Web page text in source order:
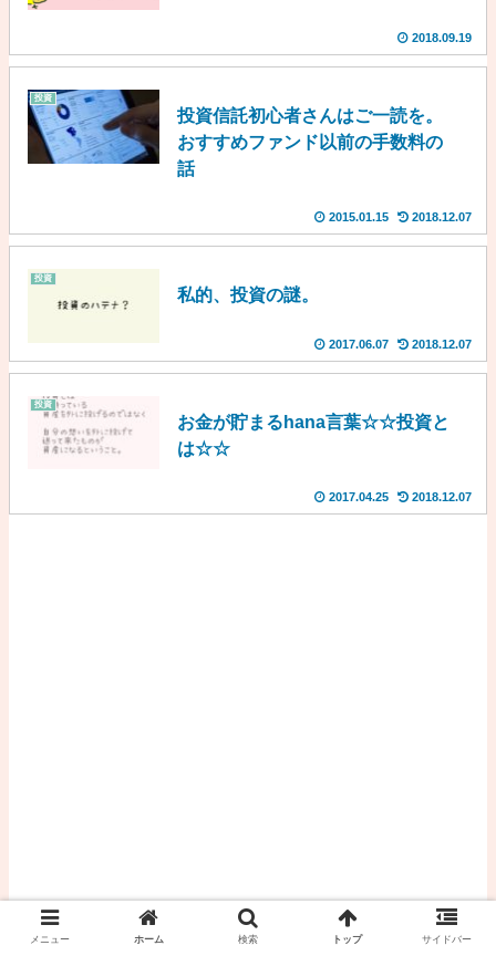
2018.09.19
投資
投資信託初心者さんはご一読を。
おすすめファンド以前の手数料の
話
2015.01.15 2018.12.07
投資
私的、投資の謎。
2017.06.07 2018.12.07
投資
お金が貯まるhana言葉☆☆投資と
は☆☆
2017.04.25 2018.12.07
メニュー ホーム 検索 トップ サイドバー